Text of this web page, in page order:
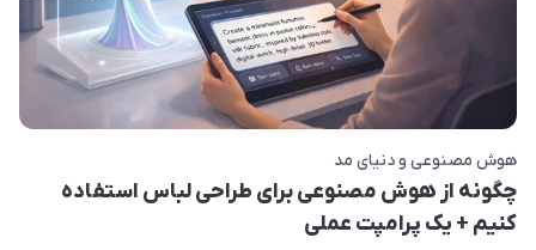
هوش مصنوعی و دنیای مد
چگونه از هوش مصنوعی برای طراحی لباس استفاده
کنیم + یک پرامپت عملی